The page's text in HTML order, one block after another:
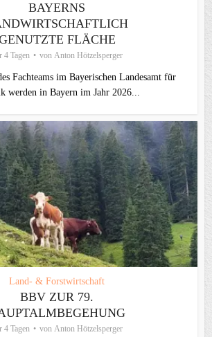
BAYERNS
FLÄCHE
4 Tagen von Anton Hötzelsperger
Fachteams im Bayerischen Landesamt für
werden in Bayern im Jahr 2026...
Land- & Forstwirtschaft
BBV ZUR 79.
4 Tagen von Anton Hötzelsperger